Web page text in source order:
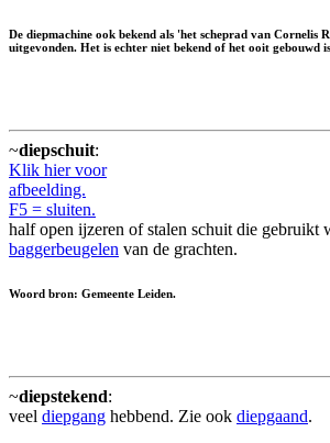
De diepmachine ook bekend als 'het scheprad van Cornelis
uitgevonden. Het is echter niet bekend of het ooit gebouwd
~diepschuit:
Klik hier voor
afbeelding.
F5 = sluiten.
half open ijzeren of stalen schuit die gebruikt
baggerbeugelen van de grachten.
Woord bron: Gemeente Leiden.
~diepstekend:
veel diepgang hebbend. Zie ook diepgaand.